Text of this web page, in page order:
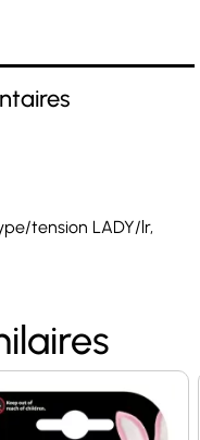
tension LADY/lr,